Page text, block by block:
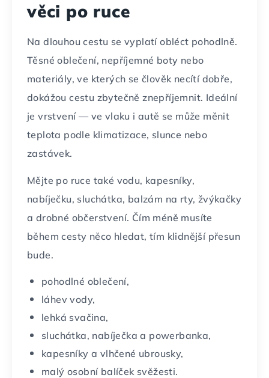
věci po ruce
Na dlouhou cestu se vyplatí obléct pohodlně.
Těsné oblečení, nepříjemné boty nebo
materiály, ve kterých se člověk necítí dobře,
dokážou cestu zbytečně znepříjemnit. Ideální
je vrstvení — ve vlaku i autě se může měnit
teplota podle klimatizace, slunce nebo
zastávek.
Mějte po ruce také vodu, kapesníky,
nabíječku, sluchátka, balzám na rty, žvýkačky
a drobné občerstvení. Čím méně musíte
během cesty něco hledat, tím klidnější přesun
bude.
pohodlné oblečení,
láhev vody,
lehká svačina,
sluchátka, nabíječka a powerbanka,
kapesníky a vlhčené ubrousky,
malý osobní balíček svěžesti.